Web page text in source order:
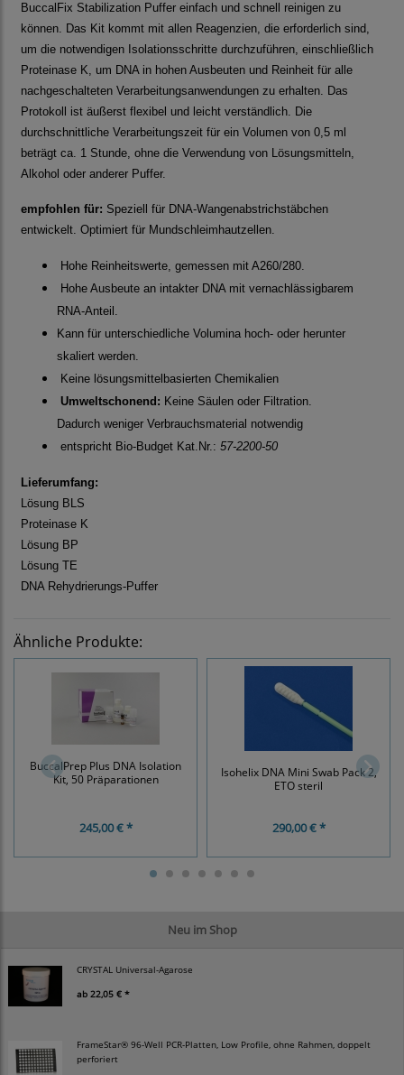
Neu im Shop
CRYSTAL Universal-Agarose
ab 22,05 € *
FrameStar® 96-Well PCR-Platten, Low Profile, ohne Rahmen, doppelt
perforiert
BuccalFix Stabilization Puffer einfach und schnell reinigen zu
können. Das Kit kommt mit allen Reagenzien, die erforderlich sind,
um die notwendigen Isolationsschritte durchzuführen, einschließlich
Proteinase K, um DNA in hohen Ausbeuten und Reinheit für alle
nachgeschalteten Verarbeitungsanwendungen zu erhalten. Das
Protokoll ist äußerst flexibel und leicht verständlich. Die
durchschnittliche Verarbeitungszeit für ein Volumen von 0,5 ml
beträgt ca. 1 Stunde, ohne die Verwendung von Lösungsmitteln,
Alkohol oder anderer Puffer.
empfohlen für: Speziell für DNA-Wangenabstrichstäbchen
entwickelt. Optimiert für Mundschleimhautzellen.
Hohe Reinheitswerte, gemessen mit A260/280.
Hohe Ausbeute an intakter DNA mit vernachlässigbarem
RNA-Anteil.
Kann für unterschiedliche Volumina hoch- oder herunter
skaliert werden.
Keine lösungsmittelbasierten Chemikalien
Umweltschonend: Keine Säulen oder Filtration.
Dadurch weniger Verbrauchsmaterial notwendig
entspricht Bio-Budget Kat.Nr.: 57-2200-50
Lieferumfang:
Lösung BLS
Proteinase K
Lösung BP
Lösung TE
DNA Rehydrierungs-Puffer
Ähnliche Produkte:
BuccalPrep Plus DNA Isolation
Kit, 50 Präparationen
245,00 € *
Isohelix DNA Mini Swab Pack 2,
ETO steril
290,00 € *